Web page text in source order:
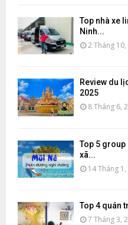
Top nhà xe
Ninh...
2 Tháng
Review du
2025
8 Tháng 6,
Top 5
xã...
14 Tháng 1,
Top 4 quán
7 Tháng 3,